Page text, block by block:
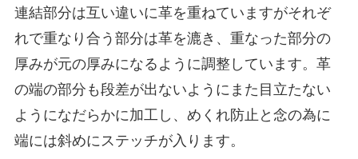
連結部分は互い違いに革を重ねていますがそれぞ
れで重なり合う部分は革を漉き、重なった部分の
厚みが元の厚みになるように調整しています。革
の端の部分も段差が出ないようにまた目立たない
ようになだらかに加工し、めくれ防止と念の為に
端には斜めにステッチが入ります。